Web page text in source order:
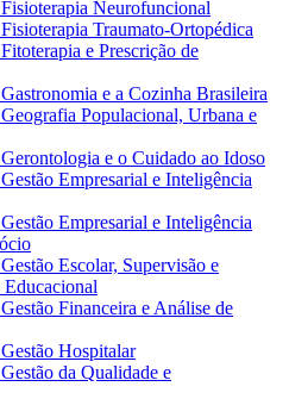
Neurofuncional
Traumato-Ortopédica
e Prescrição de
e a Cozinha Brasileira
Populacional, Urbana e
e o Cuidado ao Idoso
Empresarial e Inteligência
Empresarial e Inteligência
Escolar, Supervisão e
Educacional
Financeira e Análise de
Hospitalar
da Qualidade e